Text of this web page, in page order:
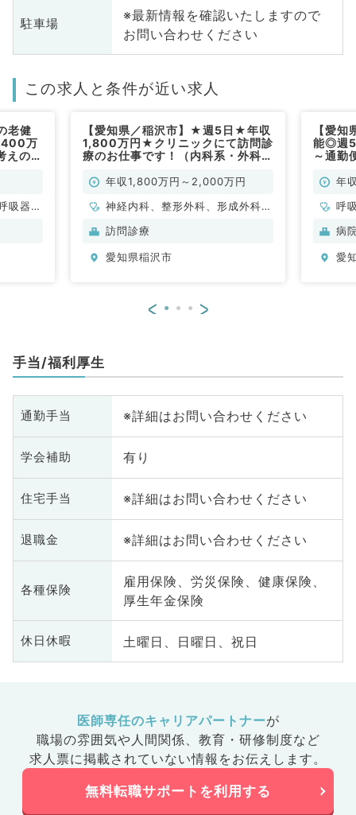
駐車場
※最新情報を確認いたしますので
お問い合わせください
この求人と条件が近い求人
老健
万
えの先
吸器内
【愛知県／稲沢市】★週5日★年収
1,800万円★クリニックにて訪問診
療のお仕事です！（内科系・外科系
年収1,800万円～2,000万円
神経内科、整形外科、形成外科、
脳神経外科、呼吸器外科、心臓血
環器内科、呼吸器内科、消化器内
全般、一般外科、消化器外科、乳
訪問診療
愛知県稲沢市
【愛
能◎週5
～通勤
年
呼
病
愛
< >
手当/福利厚生
通勤手当 ※詳細はお問い合わせください
学会補助 有り
住宅手当 ※詳細はお問い合わせください
退職金 ※詳細はお問い合わせください
各種保険
雇用保険、労災保険、健康保険、
厚生年金保険
休日休暇 土曜日、日曜日、祝日
医師専任のキャリアパートナーが
職場の雰囲気や人間関係、 教育・研修制度など
求人票に掲載されていない情報をお伝えします。
無料転職サポートを利用する